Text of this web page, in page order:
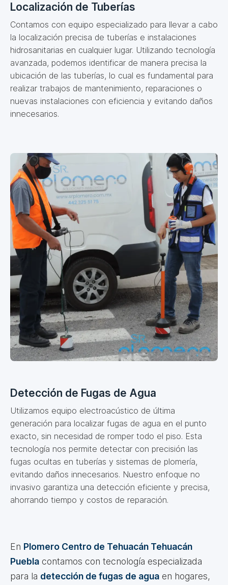
Localización de Tuberías
Contamos con equipo especializado para llevar a cabo
la localización precisa de tuberías e instalaciones
hidrosanitarias en cualquier lugar. Utilizando tecnología
avanzada, podemos identificar de manera precisa la
ubicación de las tuberías, lo cual es fundamental para
realizar trabajos de mantenimiento, reparaciones o
nuevas instalaciones con eficiencia y evitando daños
innecesarios.
Detección de Fugas de Agua
Utilizamos equipo electroacústico de última
generación para localizar fugas de agua en el punto
exacto, sin necesidad de romper todo el piso. Esta
tecnología nos permite detectar con precisión las
fugas ocultas en tuberías y sistemas de plomería,
evitando daños innecesarios. Nuestro enfoque no
invasivo garantiza una detección eficiente y precisa,
ahorrando tiempo y costos de reparación.
En Plomero Centro de Tehuacán Tehuacán
Puebla contamos con tecnología especializada
para la detección de fugas de agua en hogares,